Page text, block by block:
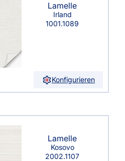
Lamelle
Irland
1001.1089
Konfigurieren
Lamelle
Kosovo
2002.1107